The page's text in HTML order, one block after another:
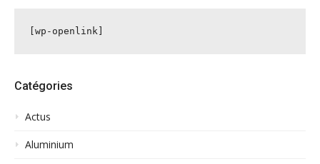
[wp-openlink]
Catégories
Actus
Aluminium